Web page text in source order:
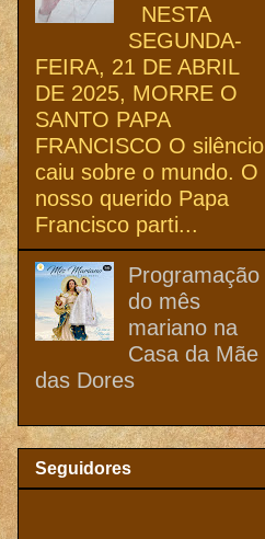
NESTA
SEGUNDA-
FEIRA, 21 DE ABRIL
DE 2025, MORRE O
SANTO PAPA
FRANCISCO O silêncio
caiu sobre o mundo. O
nosso querido Papa
Francisco parti...
Programação
do mês
mariano na
Casa da Mãe
das Dores
Seguidores